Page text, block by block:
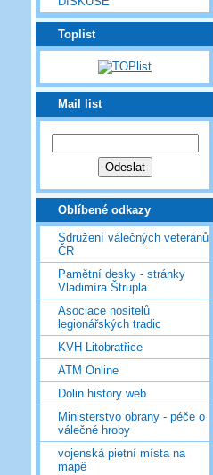
Toplist
Mail list
Oblíbené odkazy
Sdružení válečných veteránů
ČR
Pamětní desky - stránky
Vladimíra Štrupla
Asociace nositelů
legionářských tradic
KVH Litobratřice
ATM Online
Dolin history web
Ministerstvo obrany - péče o
válečné hroby
vojenská pietní místa na
mapě